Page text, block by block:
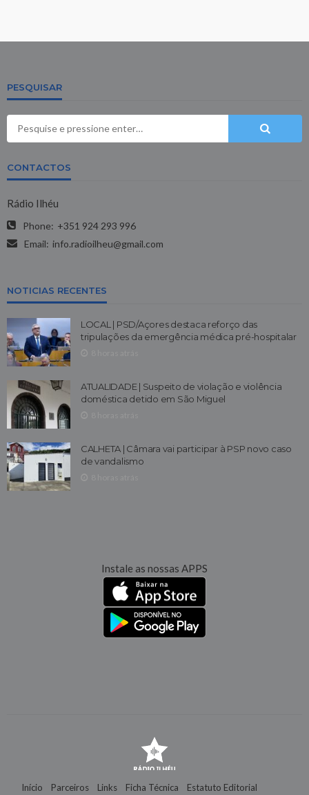
PESQUISAR
CONTACTOS
Rádio Ilhéu
Phone: +351 924 293 996
Email: info.radioilheu@gmail.com
NOTICIAS RECENTES
LOCAL | PSD/Açores destaca reforço das
tripulações da emergência médica pré-hospitalar
ATUALIDADE | Suspeito de violação e violência
doméstica detido em São Miguel
CALHETA | Câmara vai participar à PSP novo caso
de vandalismo
Instale as nossas APPS
Início Parceiros Links Ficha Técnica Estatuto Editorial